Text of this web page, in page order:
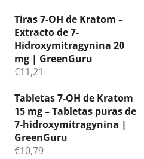
Tiras 7-OH de Kratom –
Extracto de 7-
Hidroxymitragynina 20
mg | GreenGuru
€11,21
Tabletas 7-OH de Kratom
15 mg – Tabletas puras de
7-hidroxymitragynina |
GreenGuru
€10,79